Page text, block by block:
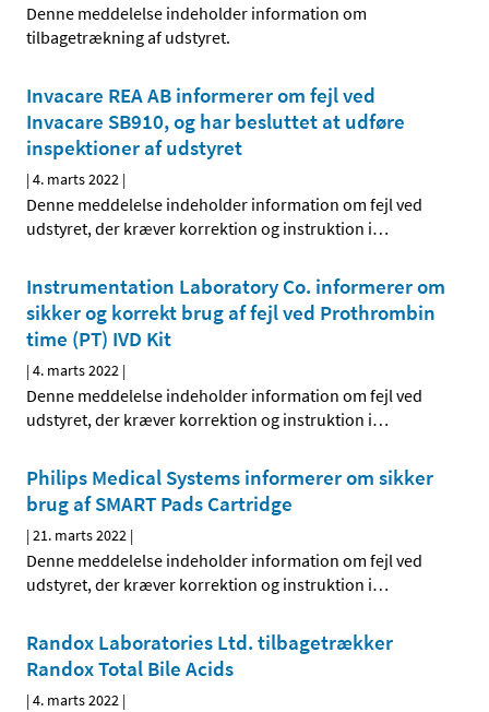
Denne meddelelse indeholder information om
tilbagetrækning af udstyret.
Invacare REA AB informerer om fejl ved
Invacare SB910, og har besluttet at udføre
inspektioner af udstyret
|4. marts 2022 |
Denne meddelelse indeholder information om fejl ved
udstyret, der kræver korrektion og instruktion i…
Instrumentation Laboratory Co. informerer om
sikker og korrekt brug af fejl ved Prothrombin
time (PT) IVD Kit
|4. marts 2022 |
Denne meddelelse indeholder information om fejl ved
udstyret, der kræver korrektion og instruktion i…
Philips Medical Systems informerer om sikker
brug af SMART Pads Cartridge
|21. marts 2022 |
Denne meddelelse indeholder information om fejl ved
udstyret, der kræver korrektion og instruktion i…
Randox Laboratories Ltd. tilbagetrækker
Randox Total Bile Acids
|4. marts 2022 |